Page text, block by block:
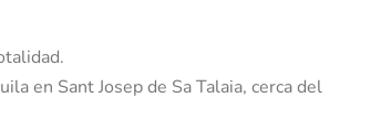
en Sant Josep de Sa Talaia, cerca del